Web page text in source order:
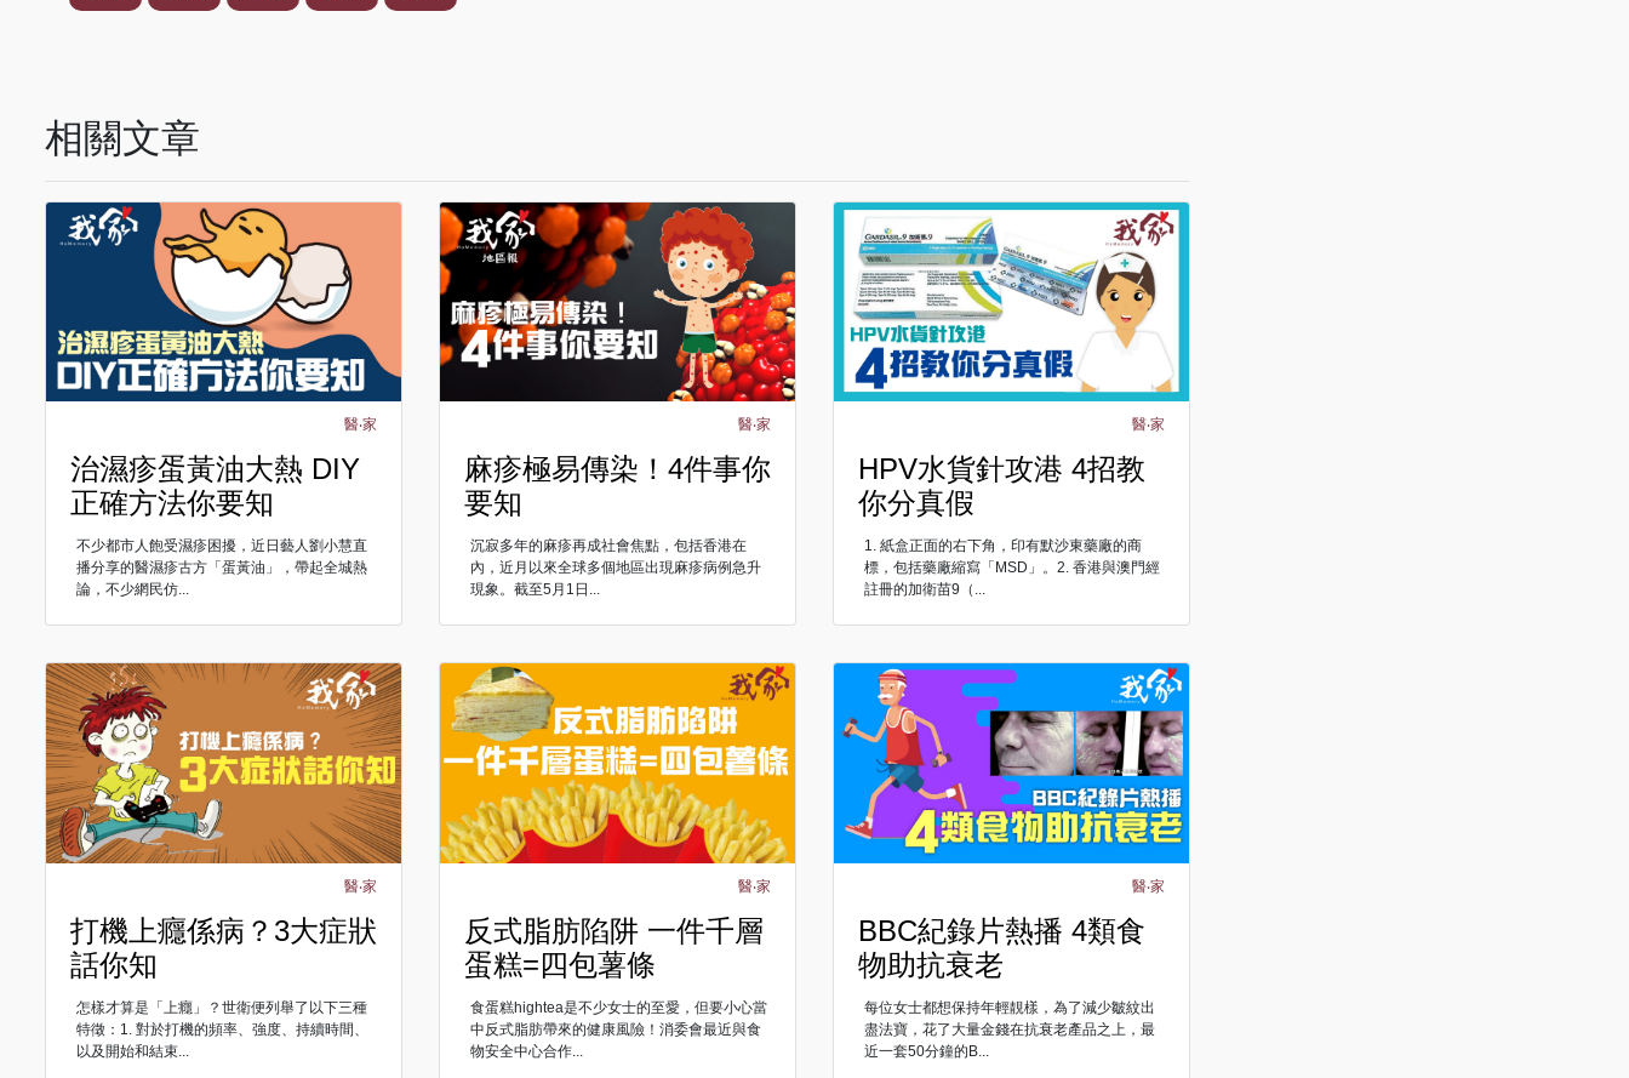
相關文章
醫‧家
治濕疹蛋黃油大熱 DIY
正確方法你要知
不少都市人飽受濕疹困擾，近日藝人劉小慧直
播分享的醫濕疹古方「蛋黃油」，帶起全城熱
論，不少網民仿...
醫‧家
麻疹極易傳染！4件事你
要知
沉寂多年的麻疹再成社會焦點，包括香港在
內，近月以來全球多個地區出現麻疹病例急升
現象。截至5月1日...
醫‧家
HPV水貨針攻港 4招教
你分真假
1. 紙盒正面的右下角，印有默沙東藥廠的商
標，包括藥廠縮寫「MSD」。2. 香港與澳門經
註冊的加衛苗9（...
醫‧家
打機上癮係病？3大症狀
話你知
怎樣才算是「上癮」？世衛便列舉了以下三種
特徵：1. 對於打機的頻率、強度、持續時間、
以及開始和結束...
醫‧家
反式脂肪陷阱 一件千層
蛋糕=四包薯條
食蛋糕hightea是不少女士的至愛，但要小心當
中反式脂肪帶來的健康風險！消委會最近與食
物安全中心合作...
醫‧家
BBC紀錄片熱播 4類食
物助抗衰老
每位女士都想保持年輕靚樣，為了減少皺紋出
盡法寶，花了大量金錢在抗衰老產品之上，最
近一套50分鐘的B...